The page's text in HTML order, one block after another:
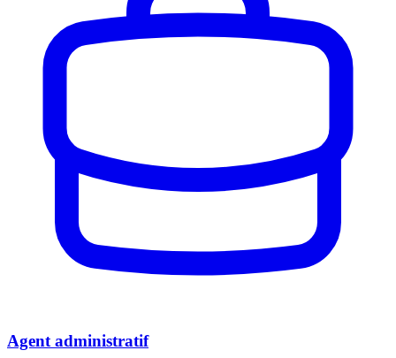
Agent administratif